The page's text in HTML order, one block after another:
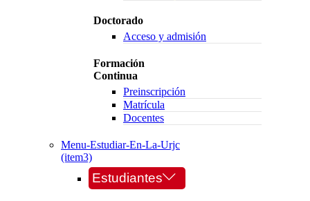
Doctorado
Acceso y admisión
Formación
Continua
Preinscripción
Matrícula
Docentes
Menu-Estudiar-En-La-Urjc
(item3)
Estudiantes